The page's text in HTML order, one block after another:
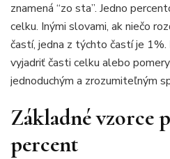
znamená “zo sta”. Jedno
celku. Inými slovami, ak niečo
častí, jedna z týchto častí je 1%.
vyjadriť časti celku alebo
jednoduchým a zrozumiteľným
Základné vzorce
percent